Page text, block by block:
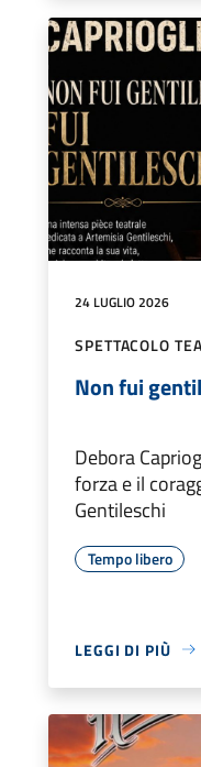
24 LUGLIO 2026
SPETTACOLO
Non fui
Debora
forza e il
Gentileschi
Tempo libero
LEGGI DI PIÙ